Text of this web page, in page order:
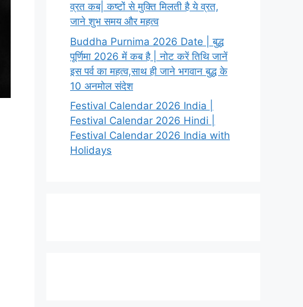
व्रत कब| कष्टों से मुक्ति मिलती है ये व्रत,
जाने शुभ समय और महत्व
Buddha Purnima 2026 Date | बुद्ध
पूर्णिमा 2026 में कब है | नोट करें तिथि जानें
इस पर्व का महत्व,साथ ही जाने भगवान बुद्ध के
10 अनमोल संदेश
Festival Calendar 2026 India |
Festival Calendar 2026 Hindi |
Festival Calendar 2026 India with
Holidays